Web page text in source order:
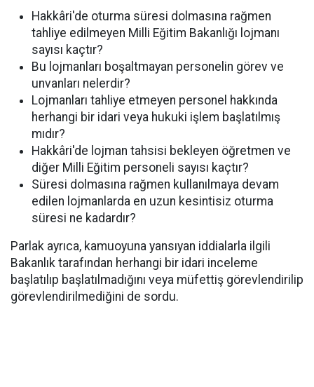
Hakkâri'de oturma süresi dolmasına rağmen
tahliye edilmeyen Milli Eğitim Bakanlığı lojmanı
sayısı kaçtır?
Bu lojmanları boşaltmayan personelin görev ve
unvanları nelerdir?
Lojmanları tahliye etmeyen personel hakkında
herhangi bir idari veya hukuki işlem başlatılmış
mıdır?
Hakkâri'de lojman tahsisi bekleyen öğretmen ve
diğer Milli Eğitim personeli sayısı kaçtır?
Süresi dolmasına rağmen kullanılmaya devam
edilen lojmanlarda en uzun kesintisiz oturma
süresi ne kadardır?
Parlak ayrıca, kamuoyuna yansıyan iddialarla ilgili
Bakanlık tarafından herhangi bir idari inceleme
başlatılıp başlatılmadığını veya müfettiş görevlendirilip
görevlendirilmediğini de sordu.